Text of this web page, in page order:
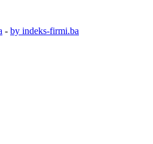
- by indeks-firmi.ba